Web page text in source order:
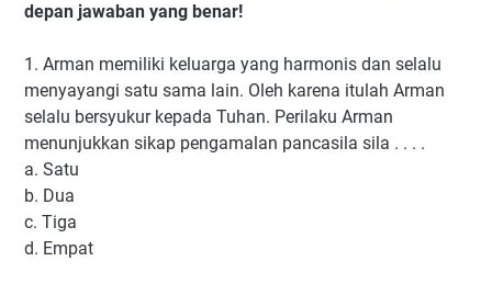
depan jawaban yang benar!
1. Arman memiliki keluarga yang harmonis dan selalu
menyayangi satu sama lain. Oleh karena itulah Arman
selalu bersyukur kepada Tuhan. Perilaku Arman
menunjukkan sikap pengamalan pancasila sila . . . .
a. Satu
b. Dua
c. Tiga
d. Empat